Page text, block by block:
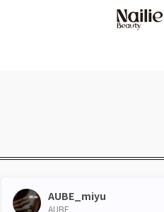
AUBE_miyu
AUBE